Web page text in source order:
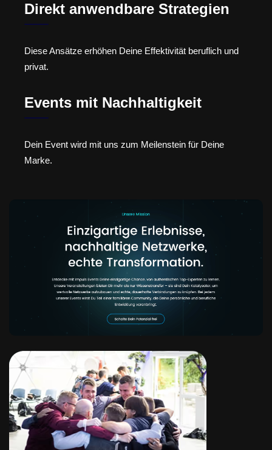
Direkt anwendbare Strategien
Diese Ansätze erhöhen Deine Effektivität beruflich und
privat.
Events mit Nachhaltigkeit
Dein Event wird mit uns zum Meilenstein für Deine
Marke.